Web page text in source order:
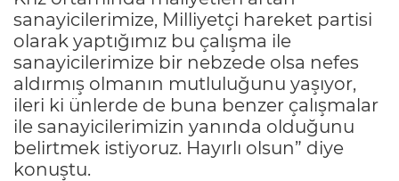
sanayicilerimize, Milliyetçi hareket partisi
olarak yaptığımız bu çalışma ile
sanayicilerimize bir nebzede olsa nefes
aldırmış olmanın mutluluğunu yaşıyor,
ileri ki ünlerde de buna benzer çalışmalar
ile sanayicilerimizin yanında olduğunu
belirtmek istiyoruz. Hayırlı olsun” diye
konuştu.